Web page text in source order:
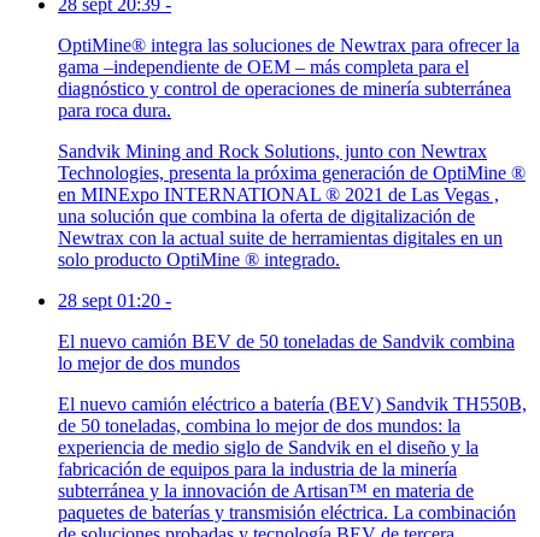
28 sept 20:39 -
OptiMine® integra las soluciones de Newtrax para ofrecer la
gama –independiente de OEM – más completa para el
diagnóstico y control de operaciones de minería subterránea
para roca dura.
Sandvik Mining and Rock Solutions, junto con Newtrax
Technologies, presenta la próxima generación de OptiMine ®
en MINExpo INTERNATIONAL ® 2021 de Las Vegas ,
una solución que combina la oferta de digitalización de
Newtrax con la actual suite de herramientas digitales en un
solo producto OptiMine ® integrado.
28 sept 01:20 -
El nuevo camión BEV de 50 toneladas de Sandvik combina
lo mejor de dos mundos
El nuevo camión eléctrico a batería (BEV) Sandvik TH550B,
de 50 toneladas, combina lo mejor de dos mundos: la
experiencia de medio siglo de Sandvik en el diseño y la
fabricación de equipos para la industria de la minería
subterránea y la innovación de Artisan™ en materia de
paquetes de baterías y transmisión eléctrica. La combinación